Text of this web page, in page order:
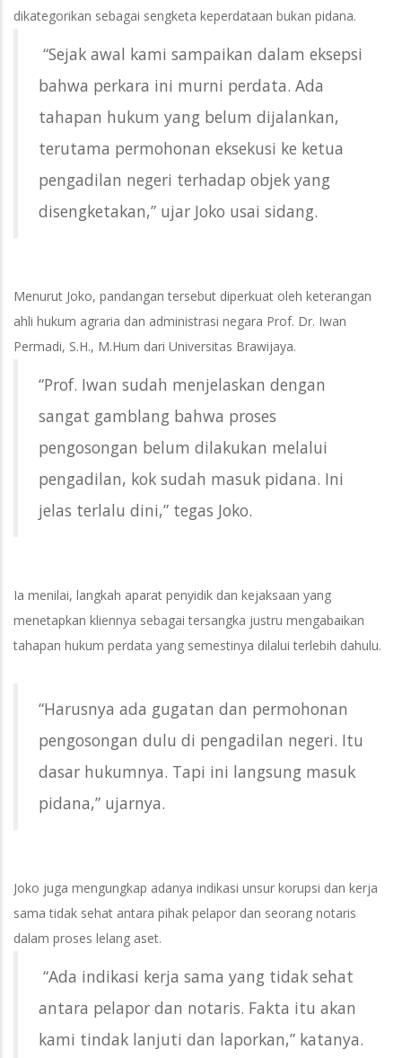
dikategorikan sebagai sengketa keperdataan bukan pidana.
“Sejak awal kami sampaikan dalam eksepsi
bahwa perkara ini murni perdata. Ada
tahapan hukum yang belum dijalankan,
terutama permohonan eksekusi ke ketua
pengadilan negeri terhadap objek yang
disengketakan,” ujar Joko usai sidang.
Menurut Joko, pandangan tersebut diperkuat oleh keterangan
ahli hukum agraria dan administrasi negara Prof. Dr. Iwan
Permadi, S.H., M.Hum dari Universitas Brawijaya.
“Prof. Iwan sudah menjelaskan dengan
sangat gamblang bahwa proses
pengosongan belum dilakukan melalui
pengadilan, kok sudah masuk pidana. Ini
jelas terlalu dini,” tegas Joko.
Ia menilai, langkah aparat penyidik dan kejaksaan yang
menetapkan kliennya sebagai tersangka justru mengabaikan
tahapan hukum perdata yang semestinya dilalui terlebih dahulu.
“Harusnya ada gugatan dan permohonan
pengosongan dulu di pengadilan negeri. Itu
dasar hukumnya. Tapi ini langsung masuk
pidana,” ujarnya.
Joko juga mengungkap adanya indikasi unsur korupsi dan kerja
sama tidak sehat antara pihak pelapor dan seorang notaris
dalam proses lelang aset.
“Ada indikasi kerja sama yang tidak sehat
antara pelapor dan notaris. Fakta itu akan
kami tindak lanjuti dan laporkan,” katanya.